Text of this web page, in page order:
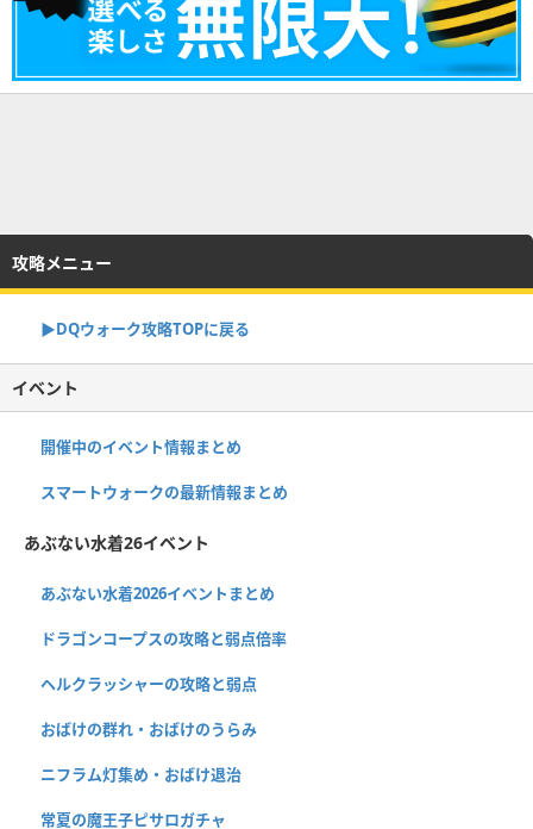
攻略メニュー
▶︎DQウォーク攻略TOPに戻る
イベント
開催中のイベント情報まとめ
スマートウォークの最新情報まとめ
あぶない水着26イベント
あぶない水着2026イベントまとめ
ドラゴンコープスの攻略と弱点倍率
ヘルクラッシャーの攻略と弱点
おばけの群れ・おばけのうらみ
ニフラム灯集め・おばけ退治
常夏の魔王子ピサロガチャ